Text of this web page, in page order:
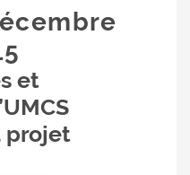
et
projet